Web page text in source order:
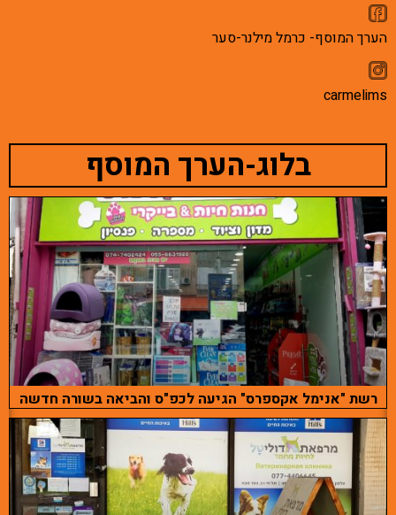
הערך המוסף- כרמל מילנר-סער
carmelims
בלוג-הערך המוסף
רשת "אנימל אקספרס" הגיעה לכפ"ס והביאה בשורה חדשה